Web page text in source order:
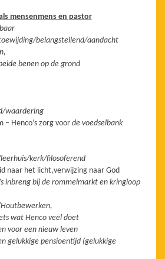
mensenmens en pastor
belangstellend/aandacht
benen op de grond
waardering
– Henco’s zorg voor de voedselbank
kerk/filosoferend
naar het licht,verwijzing naar God
inbreng bij de rommelmarkt en kringloop
Houtbewerken,
wat Henco veel doet
voor een nieuw leven
gelukkige pensioentijd (gelukkige